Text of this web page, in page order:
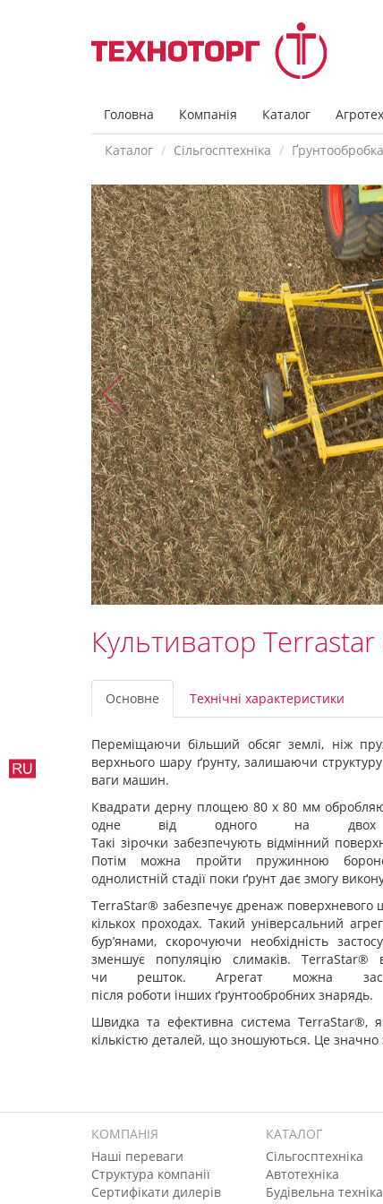
Головна Компанія Каталог
Каталог Сільгосптехніка Ґрунтообробка
Культиватор Terrastar
Основне Технічні характеристики
Переміщаючи більший обсяг землі, ніж
верхнього шару ґрунту, залишаючи
ваги машин.
Квадрати дерну площею 80 х 80 мм
одне від одного на двох
Такі зірочки забезпечують відмінний
Потім можна пройти пружинною
однолистній стадії поки ґрунт дає змогу
TerraStar® забезпечує дренаж поверхневого
кількох проходах. Такий універсальний
бур’янами, скорочуючи необхідність
зменшує популяцію слимаків. TerraStar®
чи решток. Агрегат можна
після роботи інших ґрунтообробних знарядь.
Швидка та ефективна система TerraStar®,
кількістю деталей, що зношуються. Це значно
КОМПАНІЯ
Наші переваги
Структура компанії
Сертифікати дилерів
КАТАЛОГ
Сільгосптехніка
Автотехніка
Будівельна техніка